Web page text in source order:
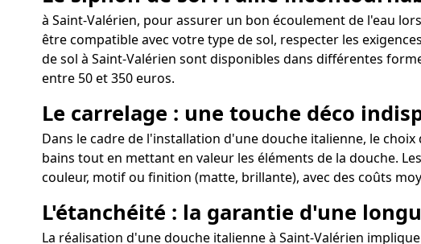
à Saint-Valérien, pour assurer un bon écoulement de l'eau
être compatible avec votre type de sol, respecter les
de sol à Saint-Valérien sont disponibles dans différentes
entre 50 et 350 euros.
Le carrelage : une touche déco
Dans le cadre de l'installation d'une douche italienne, le choix
bains tout en mettant en valeur les éléments de la douche.
couleur, motif ou finition (matte, brillante), avec des coûts
L'étanchéité : la garantie d'une
La réalisation d'une douche italienne à Saint-Valérien